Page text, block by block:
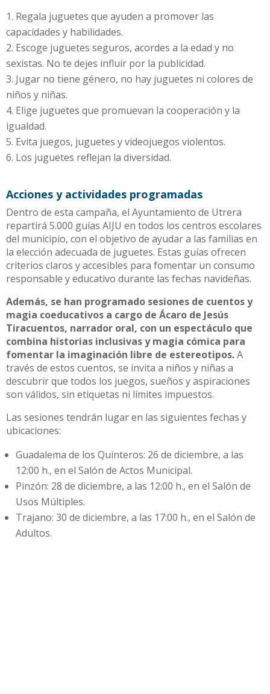
Regala juguetes que ayuden a promover las
capacidades y habilidades.
Escoge juguetes seguros, acordes a la edad y no
sexistas. No te dejes influir por la publicidad.
Jugar no tiene género, no hay juguetes ni colores de
niños y niñas.
Elige juguetes que promuevan la cooperación y la
igualdad.
Evita juegos, juguetes y videojuegos violentos.
Los juguetes reflejan la diversidad.
Acciones y actividades programadas
Dentro de esta campaña, el Ayuntamiento de Utrera
repartirá 5.000 guías AIJU en todos los centros escolares
del municipio, con el objetivo de ayudar a las familias en
la elección adecuada de juguetes. Estas guías ofrecen
criterios claros y accesibles para fomentar un consumo
responsable y educativo durante las fechas navideñas.
Además, se han programado sesiones de cuentos y
magia coeducativos a cargo de Ácaro de Jesús
Tiracuentos, narrador oral, con un espectáculo que
combina historias inclusivas y magia cómica para
fomentar la imaginación libre de estereotipos.A
través de estos cuentos, se invita a niños y niñas a
descubrir que todos los juegos, sueños y aspiraciones
son válidos, sin etiquetas ni límites impuestos.
Las sesiones tendrán lugar en las siguientes fechas y
ubicaciones:
Guadalema de los Quinteros: 26 de diciembre, a las
12:00 h., en el Salón de Actos Municipal.
Pinzón: 28 de diciembre, a las 12:00 h., en el Salón de
Usos Múltiples.
Trajano: 30 de diciembre, a las 17:00 h., en el Salón de
Adultos.